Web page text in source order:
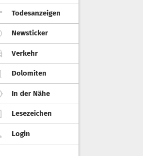
Todesanzeigen
Newsticker
Verkehr
Dolomiten
In der Nähe
Lesezeichen
Login